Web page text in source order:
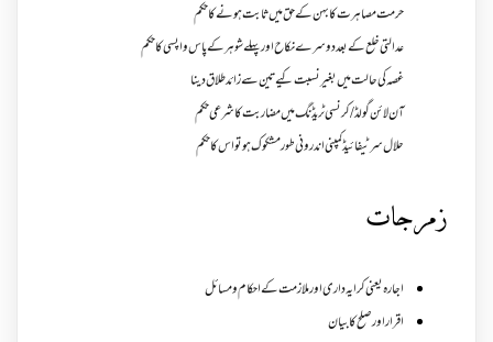
حرمت مصاہرت کا بہن کے حق میں ثابت ہونے کا حکم
عدالتی خلع کے بعد دوسرے نکاح اور پہلے شوہر کے پاس واپسی کا حکم
غصہ کی حالت میں بغیر نسبت کیے تین سے زائد طلاق دینا
آن لائن گولڈ /کرنسی ٹریڈنگ میں مضاربت کا شرعی حکم
حلال سرٹیفائیڈ کمپنی اندرونی طور مشکوک ہو تو اس کا حکم
زمرجات
اجارہ یعنی کرایہ داری اور ملازمت کے احکام و مسائل
اقرار اور صلح کا بیان